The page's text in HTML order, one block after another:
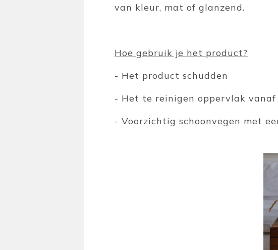
van kleur, mat of glanzend.
Hoe gebruik je het product?
- Het product schudden
- Het te reinigen oppervlak vanaf
- Voorzichtig schoonvegen met